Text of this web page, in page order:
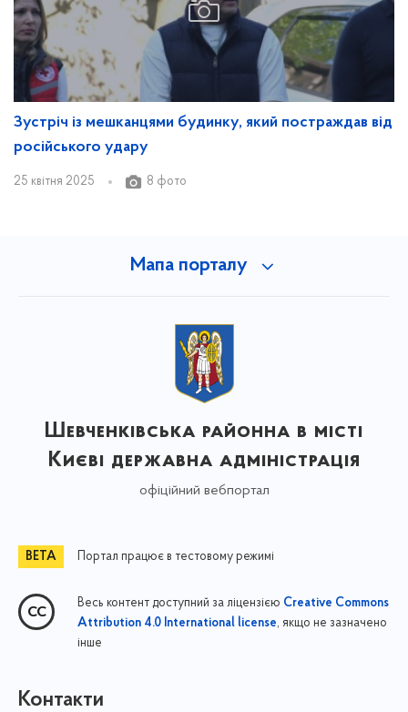
Зустріч із мешканцями будинку, який постраждав від
російського удару
25 квітня 2025 8 фото
Мапа порталу
Шевченківська районна в місті
Києві державна адміністрація
офіційний вебпортал
Портал працює в тестовому режимі
Весь контент доступний за ліцензією Creative Commons
Attribution 4.0 International license, якщо не зазначено
інше
Контакти